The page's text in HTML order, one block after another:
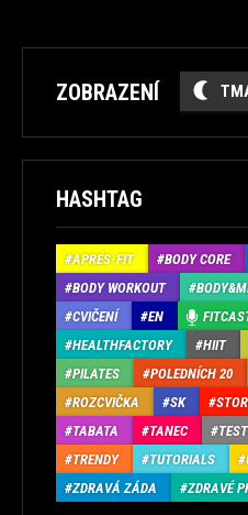
ZOBRAZENÍ
HASHTAG
APRÉS-FIT BODY CORE
BODY WORKOUT
CVIČENÍ
EN
HEALTHFACTORY
HIIT
PILATES
POLEDNÍCH 20
ROZCVIČKA
SK
TABATA
TANEC
TRENDY
TUTORIALS
ZDRAVÁ ZÁDA
ZDRAVÉ